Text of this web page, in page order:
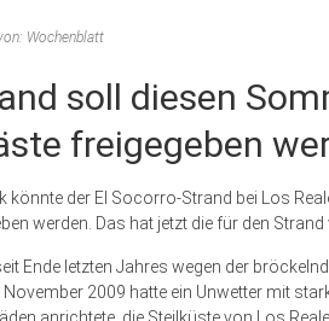
Wochenblatt
soll diesen
freigegeben
könnte der El Socorro-Strand bei Los
werden. Das hat jetzt die für den
Ende letzten Jahres wegen der
November 2009 hatte ein Unwetter mit